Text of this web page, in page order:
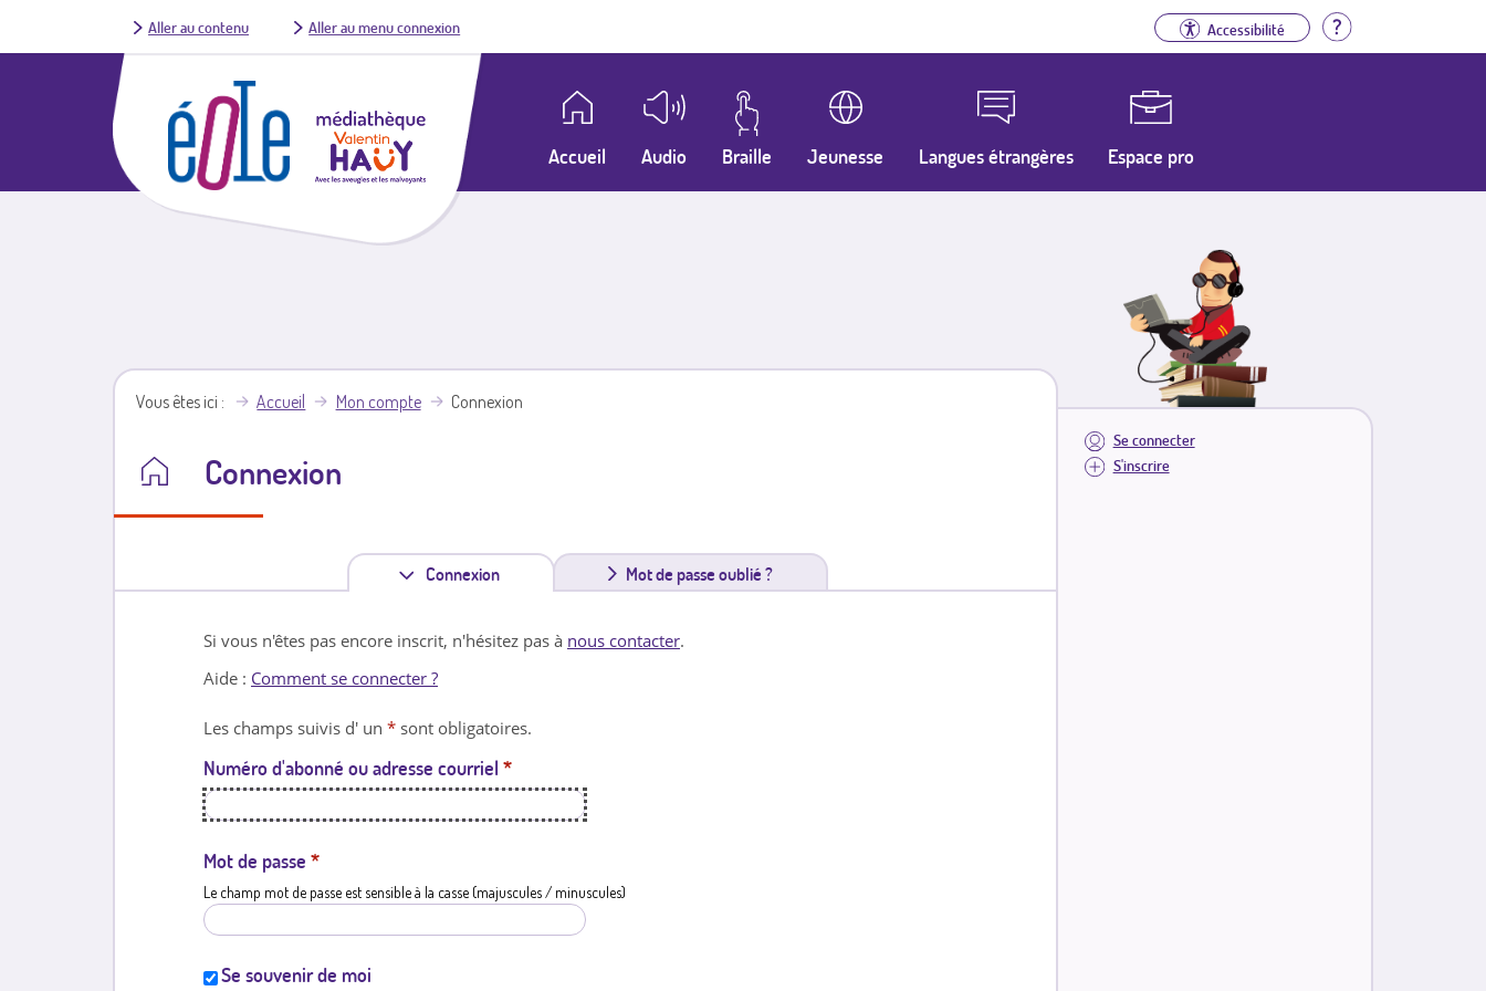
Aller au contenu Aller au menu connexion Accessibilité Aide
Accueil Audio Braille Jeunesse Langues étrangères Espace pro
Se connecter
S'inscrire
Vous êtes ici Accueil Mon compte Connexion
Connexion
Connexion
n
l
e
Mot de passe oublié ?
Si vous n'êtes pas encore inscrit, n'hésitez pas à nous contacter.
Aide : Comment se connecter ?
Les champs suivis d' un * sont obligatoires.
Numéro d'abonné ou adresse courriel *
Mot de passe *
Le champ mot de passe est sensible à la casse (majuscules / minuscules)
Se souvenir de moi